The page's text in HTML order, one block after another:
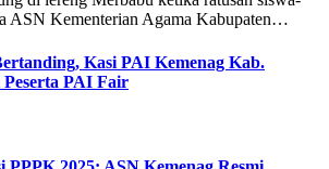
ASN Kementerian Agama Kabupaten…
Kasi PAI Kemenag Kab.
PAI Fair